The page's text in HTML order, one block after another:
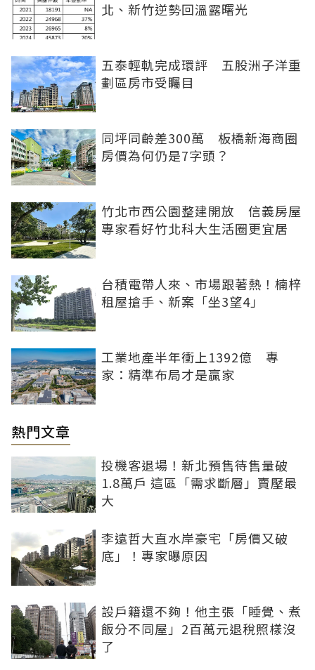
北、新竹逆勢回溫露曙光
五泰輕軌完成環評 五股洲子洋重
劃區房市受矚目
同坪同齡差300萬 板橋新海商圈
房價為何仍是7字頭？
竹北市西公園整建開放 信義房屋
專家看好竹北科大生活圈更宜居
台積電帶人來、市場跟著熱！楠梓
租屋搶手、新案「坐3望4」
工業地產半年衝上1392億 專
家：精準布局才是贏家
熱門文章
投機客退場！新北預售待售量破
1.8萬戶 這區「需求斷層」賣壓最
大
李遠哲大直水岸豪宅「房價又破
底」！專家曝原因
設戶籍還不夠！他主張「睡覺、煮
飯分不同屋」2百萬元退稅照樣沒
了